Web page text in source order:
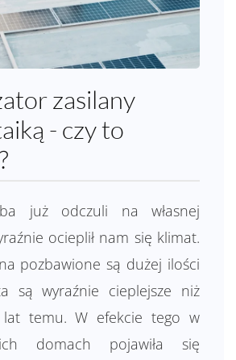
zasilany
- czy to
już odczuli na własnej
ocieplił nam się klimat.
pozbawione są dużej ilości
są wyraźnie cieplejsze niż
lat temu. W efekcie tego w
domach pojawiła się